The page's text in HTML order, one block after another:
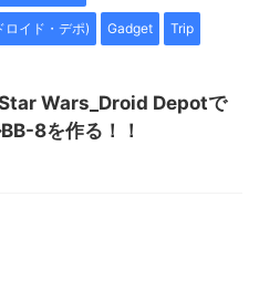
イド・デポ) Gadget Trip
Star Wars_Droid Depotで
8を作る！！